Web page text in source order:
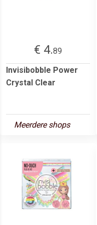
€ 4.89
Invisibobble Power
Crystal Clear
Meerdere shops